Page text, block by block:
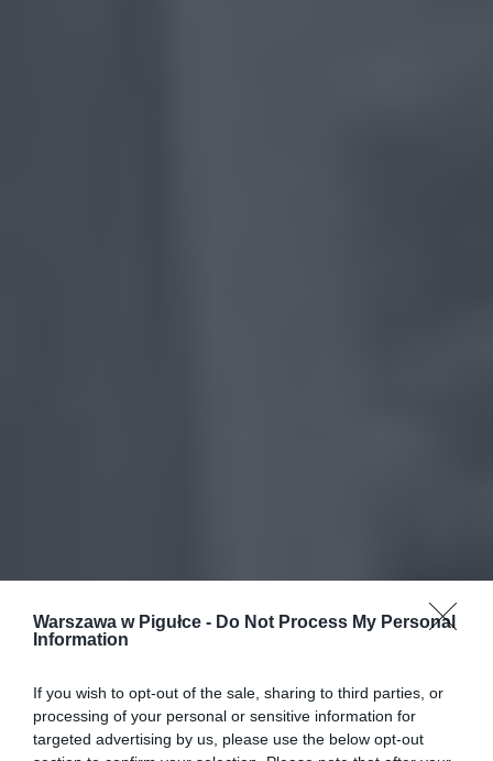
Warszawa w Pigułce - Do Not Process My Personal
Information
If you wish to opt-out of the sale, sharing to third parties, or
processing of your personal or sensitive information for
targeted advertising by us, please use the below opt-out